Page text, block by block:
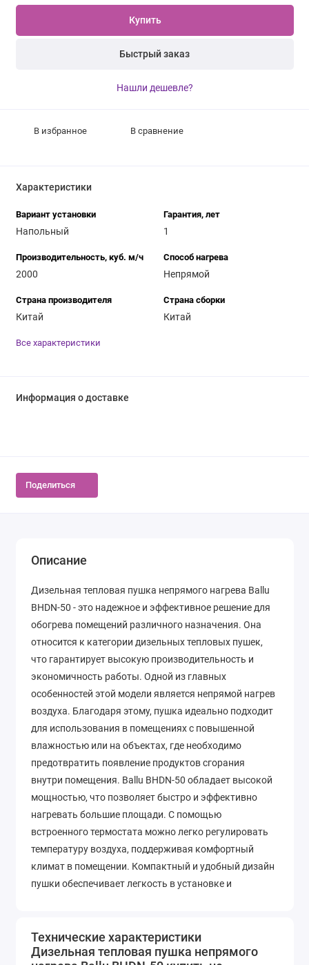
Купить
Быстрый заказ
Нашли дешевле?
В избранное В сравнение
Характеристики
Вариант установки
Напольный
Гарантия, лет
1
Производительность, куб. м/ч
2000
Способ нагрева
Непрямой
Страна производителя
Китай
Страна сборки
Китай
Все характеристики
Информация о доставке
Поделиться
Описание
Дизельная тепловая пушка непрямого нагрева Ballu
BHDN-50 - это надежное и эффективное решение для
обогрева помещений различного назначения. Она
относится к категории дизельных тепловых пушек,
что гарантирует высокую производительность и
экономичность работы. Одной из главных
особенностей этой модели является непрямой нагрев
воздуха. Благодаря этому, пушка идеально подходит
для использования в помещениях с повышенной
влажностью или на объектах, где необходимо
предотвратить появление продуктов сгорания
внутри помещения. Ballu BHDN-50 обладает высокой
мощностью, что позволяет быстро и эффективно
нагревать большие площади. С помощью
встроенного термостата можно легко регулировать
температуру воздуха, поддерживая комфортный
климат в помещении. Компактный и удобный дизайн
пушки обеспечивает легкость в установке и
имеет защиту от перегрева и автоматическое
отключение при опрокидывании, что обеспечивает
Технические характеристики
Дизельная тепловая пушка непрямого